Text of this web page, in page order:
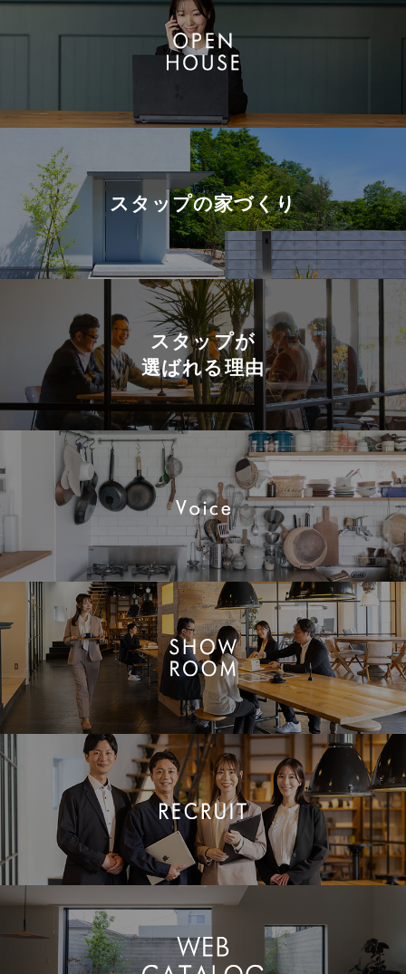
スタップの家づくり
スタップが
選ばれる理由